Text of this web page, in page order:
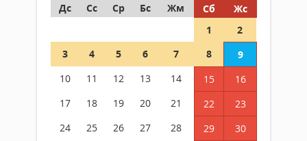
Дс
Сс Ср Бс Жм Сб
Жс
1
2
3
4 5 6 7 8
9
10
11 12 13 14 15
16
17
18 19 20 21 22
23
24
25 26 27 28 29
30